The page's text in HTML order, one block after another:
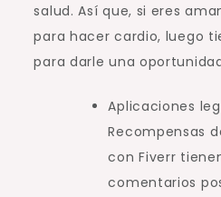
salud. Así que, si eres
para hacer cardio, luego
para darle una
Aplicaciones
Recompensas
con Fiverr
comentarios